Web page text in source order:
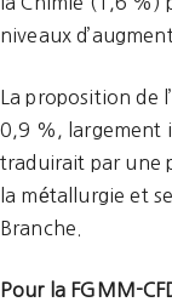
niveaux
La proposition de
0,9 %, largement
traduirait par une
la métallurgie et
Branche.
Pour la FGMM-